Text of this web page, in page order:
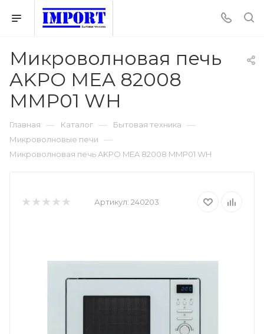
Микроволновая печь
AKPO MEA 82008
MMP01 WH
Главная — Каталог — Бытовая техника —
Микроволновые печи —
Микроволновая печь AKPO MEA 82008 MMP01 WH
Артикул: 240203